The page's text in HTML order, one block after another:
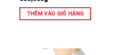
THÊM VÀO GIỎ HÀNG